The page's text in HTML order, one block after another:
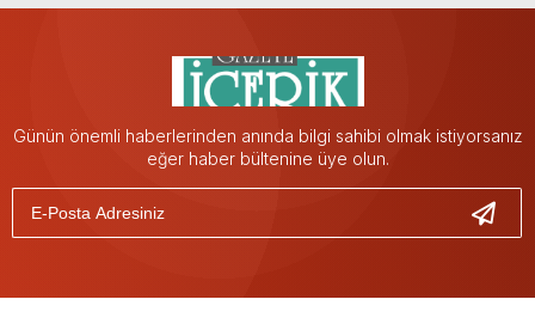
Günün önemli haberlerinden anında bilgi sahibi olmak istiyorsanız
eğer haber bültenine üye olun.